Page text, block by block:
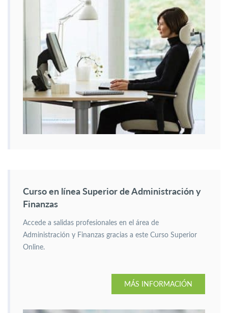
Curso en línea Superior de Administración y
Finanzas
Accede a salidas profesionales en el área de
Administración y Finanzas gracias a este Curso Superior
Online.
MÁS INFORMACIÓN